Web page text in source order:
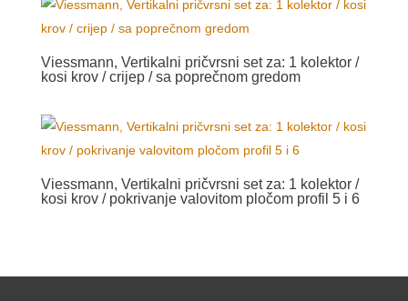
Viessmann, Vertikalni pričvrsni set za: 1 kolektor /
kosi krov / crijep / sa poprečnom gredom
Viessmann, Vertikalni pričvrsni set za: 1 kolektor /
kosi krov / pokrivanje valovitom pločom profil 5 i 6